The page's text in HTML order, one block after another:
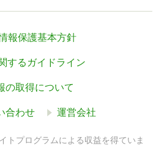
報保護基本方針
するガイドライン
の取得について
合わせ 運営会社
トプログラムによる収益を得ていま